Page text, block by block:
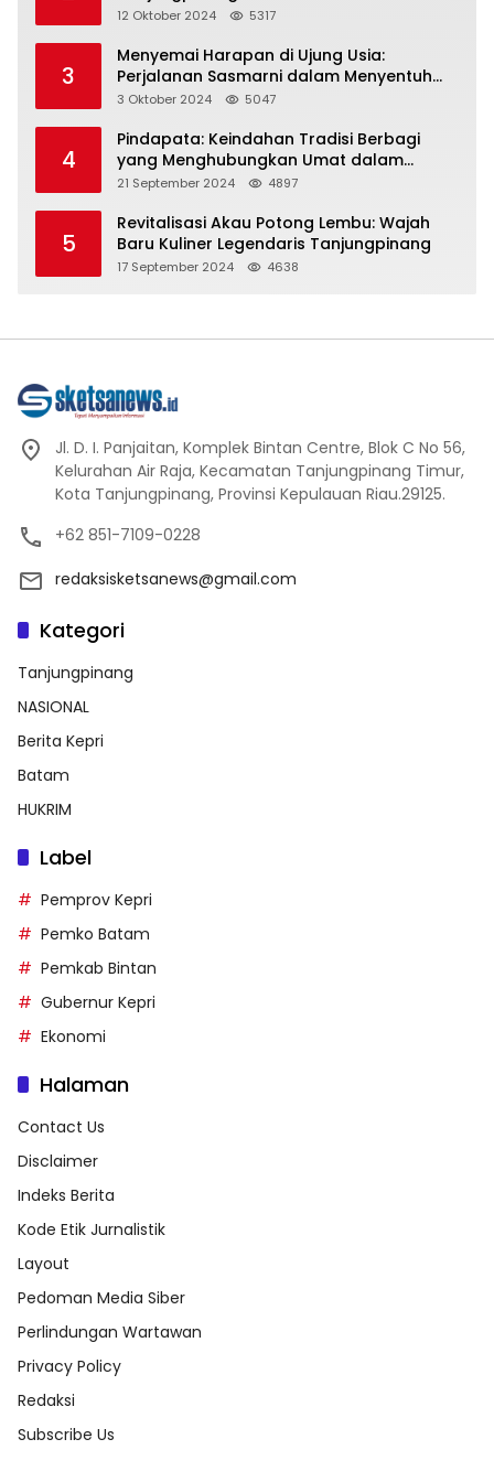
Representasi
12 Oktober 2024 5317
3
Menyemai Harapan di Ujung Usia:
Perjalanan Sasmarni dalam Menyentuh
Hati dan Jiwa
3 Oktober 2024 5047
4
Pindapata: Keindahan Tradisi Berbagi
yang Menghubungkan Umat dalam
Spiritualitas dan Kebersamaan dalam
21 September 2024 4897
5
Revitalisasi Akau Potong Lembu: Wajah
Baru Kuliner Legendaris Tanjungpinang
17 September 2024 4638
Jl. D. I. Panjaitan, Komplek Bintan Centre, Blok C No 56,
Kelurahan Air Raja, Kecamatan Tanjungpinang Timur,
Kota Tanjungpinang, Provinsi Kepulauan Riau.29125.
+62 851-7109-0228
redaksisketsanews@gmail.com
Kategori
Tanjungpinang
NASIONAL
Berita Kepri
Batam
HUKRIM
Label
Pemprov Kepri
Pemko Batam
Pemkab Bintan
Gubernur Kepri
Ekonomi
Halaman
Contact Us
Disclaimer
Indeks Berita
Kode Etik Jurnalistik
Layout
Pedoman Media Siber
Perlindungan Wartawan
Privacy Policy
Redaksi
Subscribe Us